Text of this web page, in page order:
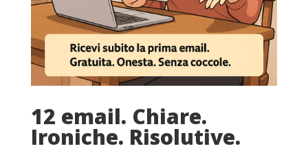
12 email. Chiare.
Ironiche. Risolutive.